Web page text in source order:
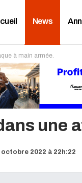
News
à main armée.
une
2022 à 22h:22